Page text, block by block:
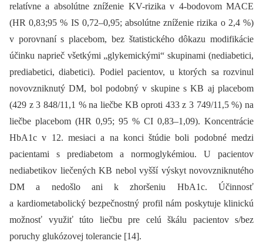
relatívne a absolútne zníženie KV-rizika v 4-bodovom MACE
(HR 0,83;95 % IS 0,72–0,95; absolútne zníženie rizika o 2,4 %)
v porovnaní s placebom, bez štatistického dôkazu modifikácie
účinku naprieč všetkými „glykemickými“ skupinami (nediabetici,
prediabetici, diabetici). Podiel pacientov, u ktorých sa rozvinul
novovzniknutý DM, bol podobný v skupine s KB aj placebom
(429 z 3 848/11,1 % na liečbe KB oproti 433 z 3 749/11,5 %) na
liečbe placebom (HR 0,95; 95 % CI 0,83–1,09). Koncentrácie
HbA1c v 12. mesiaci a na konci štúdie boli podobné medzi
pacientami s prediabetom a normoglykémiou. U pacientov
nediabetikov liečených KB nebol vyšší výskyt novovzniknutého
DM a nedošlo ani k zhoršeniu HbA1c. Účinnosť
a kardiometabolický bezpečnostný profil nám poskytuje klinickú
možnosť využiť túto liečbu pre celú škálu pacientov s/bez
poruchy glukózovej tolerancie [14].